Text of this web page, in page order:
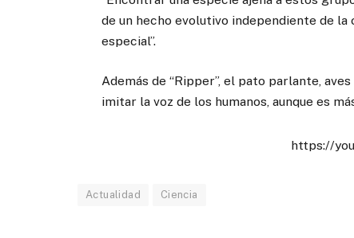
de un hecho evolutivo independiente de la
especial”.
Además de “Ripper”, el pato parlante,
imitar la voz de los humanos, aunque es
https://
Actualidad Ciencia